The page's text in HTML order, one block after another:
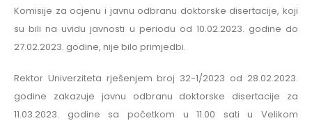
Komisije za ocjenu i javnu odbranu doktorske disertacije, koji
su bili na uvidu javnosti u periodu od 10.02.2023. godine do
27.02.2023. godine, nije bilo primjedbi.
Rektor Univerziteta rješenjem broj 32-1/2023 od 28.02.2023.
godine zakazuje javnu odbranu doktorske disertacije za
11.03.2023. godine sa početkom u 11.00 sati u Velikom